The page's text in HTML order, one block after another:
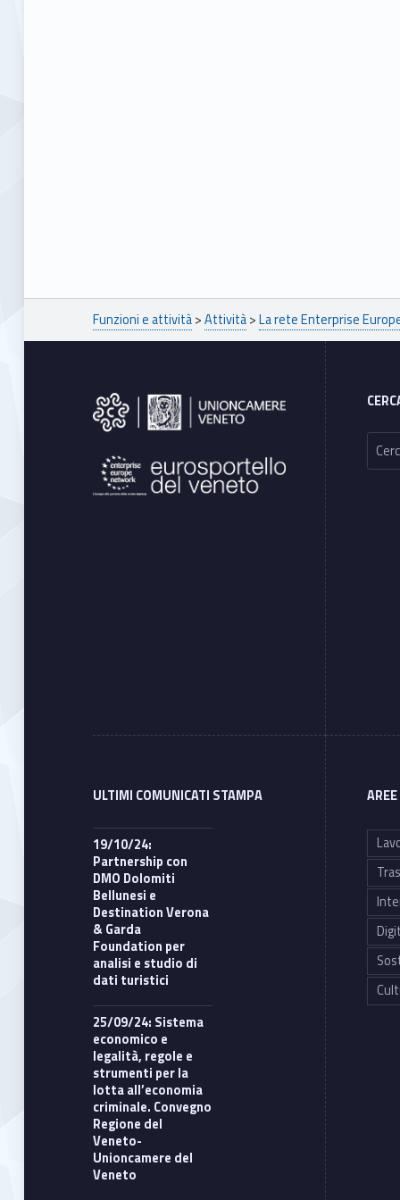
à
Breadcrumbs navigation
Funzioni e attività>Attività>La rete Enterprise
Footer sidebar
Ricerca per:
ULTIMI COMUNICATI STAMPA
19/10/24:
Partnership con
DMO Dolomiti
Bellunesi e
Destination Verona
& Garda
Foundation per
analisi e studio di
dati turistici
25/09/24: Sistema
economico e
legalità, regole e
strumenti per la
lotta all’economia
criminale. Convegno
Regione del
Veneto-
Unioncamere del
Veneto